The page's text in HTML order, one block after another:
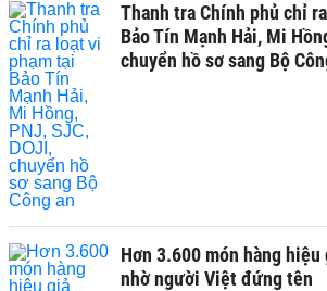
Thanh tra Chính phủ chỉ
Bảo Tín Mạnh Hải, Mi
chuyển hồ sơ sang Bộ
Hơn 3.600 món hàng
nhờ người Việt đứng tên